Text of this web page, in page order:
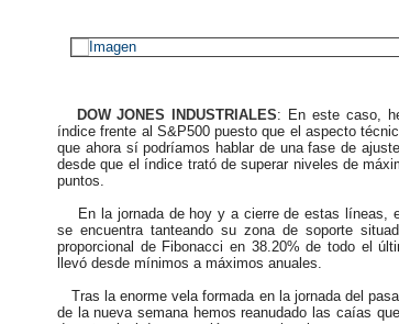
DOW JONES INDUSTRIALES: En este caso,
índice frente al S&P500 puesto que el aspecto
que ahora sí podríamos hablar de una fase de
desde que el índice trató de superar niveles de
puntos.
En la jornada de hoy y a cierre de estas líneas,
se encuentra tanteando su zona de soporte
proporcional de Fibonacci en 38.20% de todo el
llevó desde mínimos a máximos anuales.
Tras la enorme vela formada en la jornada del
de la nueva semana hemos reanudado las caías